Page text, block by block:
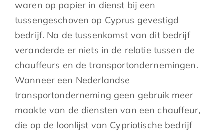
waren op papier in dienst bij een
tussengeschoven op Cyprus gevestigd
bedrijf. Na de tussenkomst van dit bedrijf
veranderde er niets in de relatie tussen de
chauffeurs en de transportondernemingen.
Wanneer een Nederlandse
transportonderneming geen gebruik meer
maakte van de diensten van een chauffeur,
die op de loonlijst van Cypriotische bedrijf